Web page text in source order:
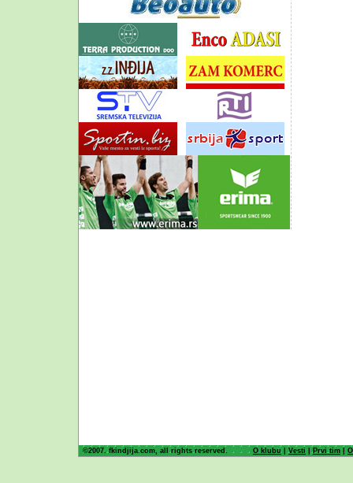
©2007. fkindjija.com, all rights reserved. O klubu |Vesti | Prvi tim |